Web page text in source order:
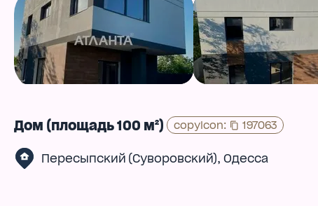
Дом (площадь 100 м²) copyIcon: 197063
Пересыпский (Суворовский), Одесса